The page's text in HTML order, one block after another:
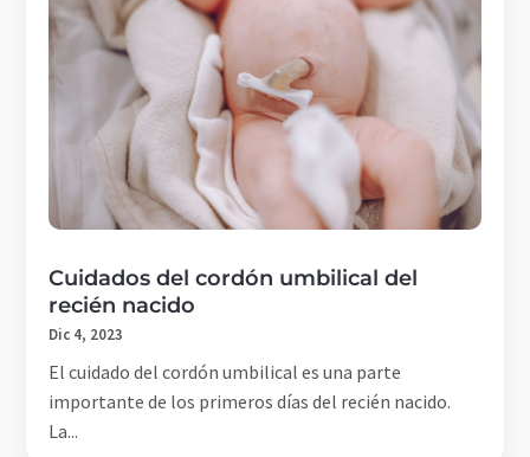
Cuidados del cordón umbilical del
recién nacido
Dic 4, 2023
El cuidado del cordón umbilical es una parte
importante de los primeros días del recién nacido.
La...